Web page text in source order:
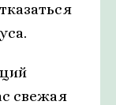
свежая